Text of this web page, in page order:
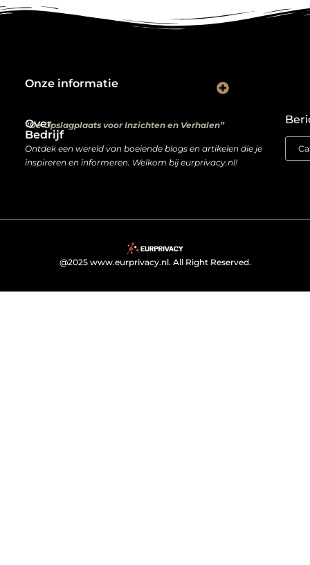
Over
Bedrijf
“De Opslagplaats voor Inzichten en Verhalen”
Ontdek een wereld van boeiende blogs en artikelen die je
inspireren en informeren. Welkom bij eurprivacy.nl!
Onze informatie
@2025 www.eurprivacy.nl. All Right Reserved.